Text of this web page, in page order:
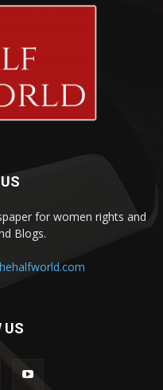
for women rights and
Blogs.
US